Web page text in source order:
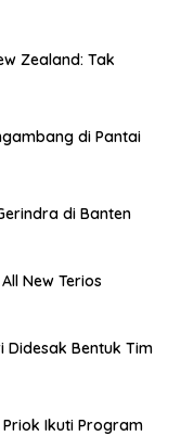
Zealand: Tak
di Pantai
di Banten
New Terios
Didesak Bentuk Tim
Ikuti Program